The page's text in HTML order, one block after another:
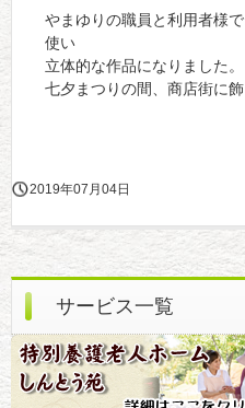
やまゆりの職員と利用者様
使い
立体的な作品になりました。
七夕まつりの間、商店街に
2019年07月04日
サービス一覧